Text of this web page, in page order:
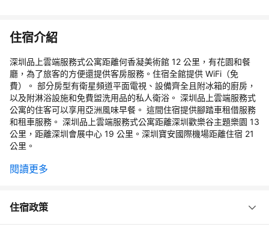
住宿介紹
深圳品上雲端服務式公寓距離何香凝美術館 12 公里，有花園和餐
廳，為了旅客的方便還提供客房服務。住宿全館提供 WiFi（免
費）。 部分房型有衛星頻道平面電視、設備齊全且附冰箱的廚房，
以及附淋浴設施和免費盥洗用品的私人衛浴。 深圳品上雲端服務式
公寓的住客可以享用亞洲風味早餐。 這間住宿提供腳踏車租借服務
和租車服務。 深圳品上雲端服務式公寓距離深圳歡樂谷主題樂園 13
公里，距離深圳會展中心 19 公里。深圳寶安國際機場距離住宿 21
公里。
閱讀更多
住宿政策